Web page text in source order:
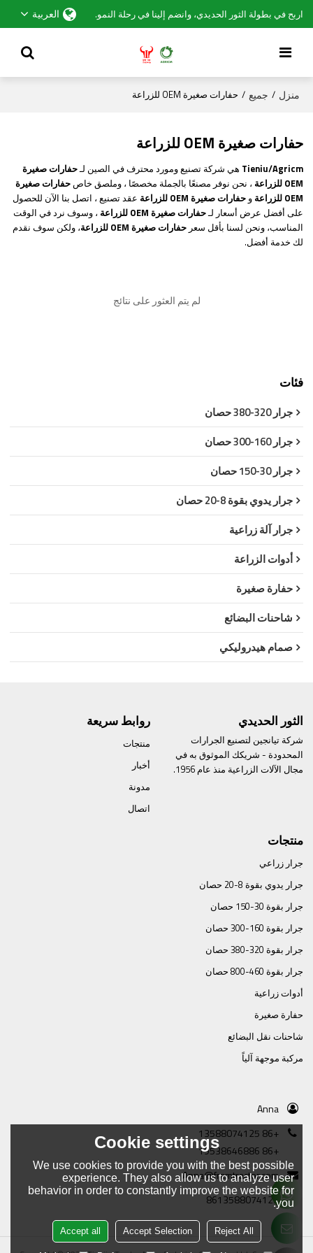
اربح في بطولة الثور الحديدي، وانضم إلينا في رحلة النمو. العربية
منزل / جميع / حفارات صغيرة OEM للزراعة
حفارات صغيرة OEM للزراعة
Tieniu/Agricm هي شركة تصنيع ومورد محترف في الصين لـحفارات صغيرة
OEM للزراعة
، نحن نوفر مصنعًا بالجملة مخصصًا ، وملصق خاصحفارات صغيرة
OEM للزراعة
وحفارات صغيرة OEM للزراعة
عقد تصنيع ، اتصل بنا الآن للحصول
على أفضل عرض أسعار لـحفارات صغيرة OEM للزراعة
، وسوف نرد في الوقت
المناسب، ونحن لسنا بأقل سعرحفارات صغيرة OEM للزراعة
، ولكن سوف نقدم
لك خدمة أفضل.
لم يتم العثور على نتائج
فئات
جرار 320-380 حصان
جرار 160-300 حصان
جرار 30-150 حصان
جرار يدوي بقوة 8-20 حصان
جرار آلة زراعية
أدوات الزراعة
حفارة صغيرة
شاحنات البضائع
صمام هيدروليكي
الثور الحديدي
شركة تيانجين لتصنيع الجرارات
المحدودة - شريكك الموثوق به في
مجال الآلات الزراعية منذ عام 1956.
روابط سريعة
منتجات
أخبار
مدونة
اتصال
منتجات
جرار زراعي
جرار يدوي بقوة 8-20 حصان
جرار بقوة 30-150 حصان
جرار بقوة 160-300 حصان
جرار بقوة 320-380 حصان
جرار بقوة 460-800 حصان
أدوات زراعية
حفارة صغيرة
شاحنات نقل البضائع
مركبة موجهة آلياً
Anna
+86 13588074125
+86 19538646886
Anna@framtractor.com
8613588074125
Cookie settings
We use cookies to provide you with the best possible
experience. They also allow us to analyze user
behavior in order to constantly improve the website for
you.
Reject All
Accept Selection
Accept all